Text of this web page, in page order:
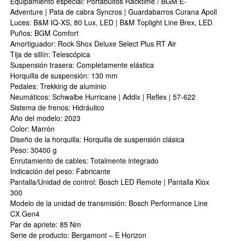
Adventure | Pata de cabra Syncros | Guardabarros Curana Apoll
Luces: B&M IQ-XS, 80 Lux, LED | B&M Toplight Line Brex, LED
Puños: BGM Comfort
Amortiguador: Rock Shox Deluxe Select Plus RT Air
Tija de sillín: Telescópica
Suspensión trasera: Completamente elástica
Horquilla de suspensión: 130 mm
Pedales: Trekking de aluminio
Neumáticos: Schwalbe Hurricane | Addix | Reflex | 57-622
Sistema de frenos: Hidráulico
Año del modelo: 2023
Color: Marrón
Diseño de la horquilla: Horquilla de suspensión clásica
Peso: 30400 g
Enrutamiento de cables: Totalmente integrado
Indicación del peso: Fabricante
Pantalla/Unidad de control: Bosch LED Remote | Pantalla Kiox
300
Modelo de la unidad de transmisión: Bosch Performance Line
CX Gen4
Par de apriete: 85 Nm
Serie de producto: Bergamont – E Horizon